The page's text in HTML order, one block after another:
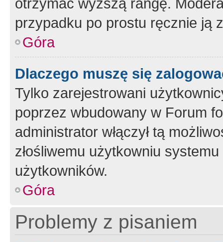
przypadku po prostu ręcznie ją
Góra
Dlaczego muszę się
Tylko zarejestrowani
poprzez wbudowany w Forum
administrator włączył tą
złośliwemu użytkowniu
użytkowników.
Góra
Problemy z pisaniem